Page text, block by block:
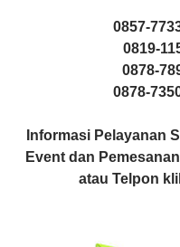
0857-
0819-
0878-
0878-
Informasi Pelayanan
Event dan
atau Telpon